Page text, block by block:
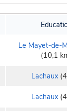
Le Mayet-de-
(10,1
Lachaux
Lachaux